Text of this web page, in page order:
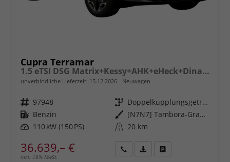
Cupra Terramar
1.5 eTSI DSG Matrix+Kessy+AHK+eHeck+Dinamica+CarPlay+eHeck+GV5
unverbindliche Lieferzeit: 15.12.2026 Neuwagen
Fahrzeugnr. 97948 Getriebe
Doppelkupplungsgetriebe (DSG)
Kraftstoff Benzin Außenfarbe
[N7N7] Tambora-Grau Metallic
Leistung 110 kW (150 PS) Kilometerstand 20 km
36.639,– €
incl. 19% MwSt.